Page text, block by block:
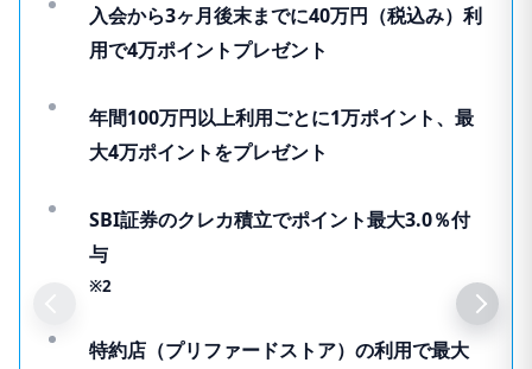
入会から3ヶ月後末までに40万円（税込み）利
用で4万ポイントプレゼント
年間100万円以上利用ごとに1万ポイント、最
大4万ポイントをプレゼント
SBI証券のクレカ積立でポイント最大3.0％付
与
※2
特約店（プリファードストア）の利用で最大